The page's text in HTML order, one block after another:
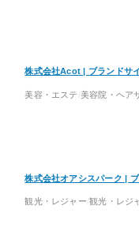
株式会社Acot | ブランドサ
美容・エステ 美容院・ヘア
株式会社オアシスパーク |
観光・レジャー 観光・レジ